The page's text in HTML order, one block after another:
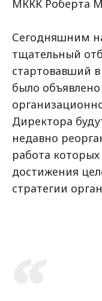
МККК Роберта
Сегодняшним
тщательный
стартовавший в
было
Директора
недавно
работа
достижения
стратегии